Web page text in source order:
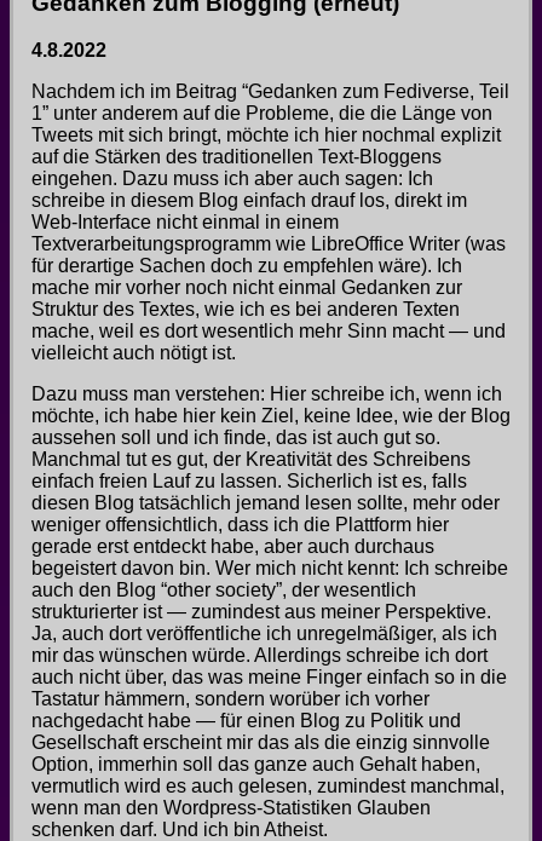
4.8.2022
Nachdem ich im Beitrag “Gedanken zum Fediverse, Teil
1” unter anderem auf die Probleme, die die Länge von
Tweets mit sich bringt, möchte ich hier nochmal explizit
auf die Stärken des traditionellen Text-Bloggens
eingehen. Dazu muss ich aber auch sagen: Ich
schreibe in diesem Blog einfach drauf los, direkt im
Web-Interface nicht einmal in einem
Textverarbeitungsprogramm wie LibreOffice Writer (was
für derartige Sachen doch zu empfehlen wäre). Ich
mache mir vorher noch nicht einmal Gedanken zur
Struktur des Textes, wie ich es bei anderen Texten
mache, weil es dort wesentlich mehr Sinn macht — und
vielleicht auch nötigt ist.
Dazu muss man verstehen: Hier schreibe ich, wenn ich
möchte, ich habe hier kein Ziel, keine Idee, wie der Blog
aussehen soll und ich finde, das ist auch gut so.
Manchmal tut es gut, der Kreativität des Schreibens
einfach freien Lauf zu lassen. Sicherlich ist es, falls
diesen Blog tatsächlich jemand lesen sollte, mehr oder
weniger offensichtlich, dass ich die Plattform hier
gerade erst entdeckt habe, aber auch durchaus
begeistert davon bin. Wer mich nicht kennt: Ich schreibe
auch den Blog “other society”, der wesentlich
strukturierter ist — zumindest aus meiner Perspektive.
Ja, auch dort veröffentliche ich unregelmäßiger, als ich
mir das wünschen würde. Allerdings schreibe ich dort
auch nicht über, das was meine Finger einfach so in die
Tastatur hämmern, sondern worüber ich vorher
nachgedacht habe — für einen Blog zu Politik und
Gesellschaft erscheint mir das als die einzig sinnvolle
Option, immerhin soll das ganze auch Gehalt haben,
vermutlich wird es auch gelesen, zumindest manchmal,
wenn man den Wordpress-Statistiken Glauben
schenken darf. Und ich bin Atheist.